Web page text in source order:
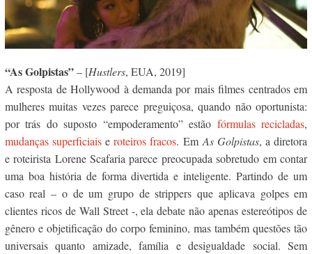
“As Golpistas”– [Hustlers, EUA, 2019]
A resposta de Hollywood à demanda por mais filmes centrados em
mulheres muitas vezes parece preguiçosa, quando não oportunista:
por trás do suposto “empoderamento” estão fórmulas recicladas,
mudanças superficiaiseroteiros fracos. Em As Golpistas, a diretora
e roteirista Lorene Scafaria parece preocupada sobretudo em contar
uma boa história de forma divertida e inteligente. Partindo de um
caso real – o de um grupo de strippers que aplicava golpes em
clientes ricos de Wall Street -, ela debate não apenas estereótipos de
gênero e objetificação do corpo feminino, mas também questões tão
universais quanto amizade, família e desigualdade social. Sem